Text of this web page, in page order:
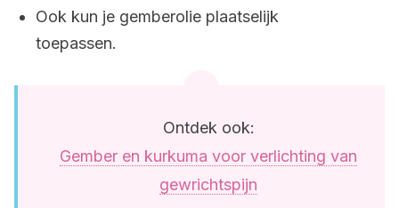
Ook kun je gemberolie plaatselijk
toepassen.
Ontdek ook:
Gember en kurkuma voor verlichting van
gewrichtspijn